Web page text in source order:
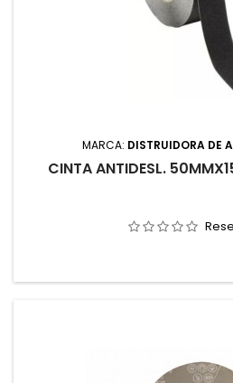
MARCA: DISTRUIDORA DE
CINTA ANTIDESL.